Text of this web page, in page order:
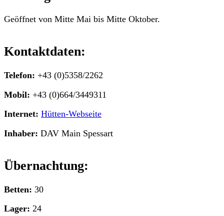
Geöffnet von Mitte Mai bis Mitte Oktober.
Kontaktdaten:
Telefon: +43 (0)5358/2262
Mobil: +43 (0)664/3449311
Internet: Hütten-Webseite
Inhaber: DAV Main Spessart
Übernachtung:
Betten: 30
Lager: 24